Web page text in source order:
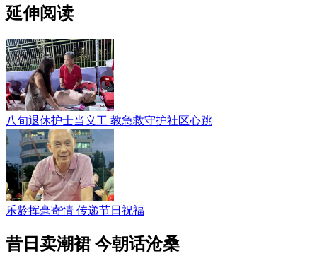
延伸阅读
八旬退休护士当义工 教急救守护社区心跳
乐龄挥毫寄情 传递节日祝福
昔日卖潮裙 今朝话沧桑